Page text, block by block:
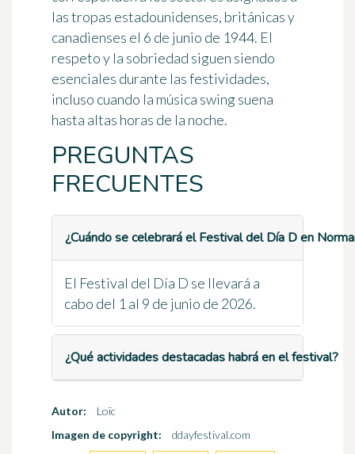
las tropas estadounidenses, británicas y
canadienses el 6 de junio de 1944. El
respeto y la sobriedad siguen siendo
esenciales durante las festividades,
incluso cuando la música swing suena
hasta altas horas de la noche.
PREGUNTAS
FRECUENTES
¿Cuándo se celebrará el Festival del Día D en
El Festival del Día D se llevará a
cabo del 1 al 9 de junio de 2026.
¿Qué actividades destacadas habrá en el festival?
Autor:
Loïc
Imagen de copyright:
ddayfestival.com